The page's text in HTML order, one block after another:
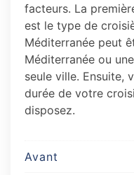
facteurs. La
est le type de
Méditerranée peut
Méditerranée ou
seule ville. Ensuite,
durée de votre
disposez.
Post
Avant